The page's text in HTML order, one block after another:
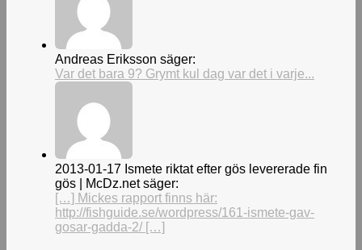
Andreas Eriksson säger:
Var det bara 9? Grymt kul dag var det i varje...
2013-01-17 Ismete riktat efter gös levererade fin
gös | McDz.net säger:
[…] Mickes rapport finns här:
http://fishguide.se/wordpress/161-ismete-gav-
gosar-gadda-2/ […]